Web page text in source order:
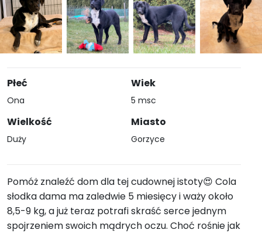
Płeć
Ona
Wielkość
Duży
Wiek
5 msc
Miasto
Gorzyce
Pomóż znaleźć dom dla tej cudownej istoty😍 Cola
słodka dama ma zaledwie 5 miesięcy i waży około
8,5-9 kg, a już teraz potrafi skraść serce jednym
spojrzeniem swoich mądrych oczu. Choć rośnie jak